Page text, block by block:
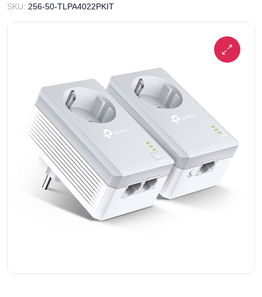
SKU: 256-50-TLPA4022PKIT